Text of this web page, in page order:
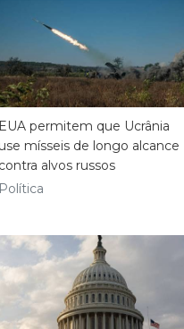
EUA permitem que Ucrânia
use mísseis de longo alcance
contra alvos russos
Política